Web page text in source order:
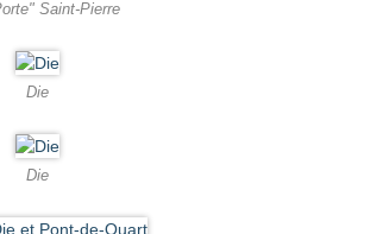
Saint-Pierre
Die
Die